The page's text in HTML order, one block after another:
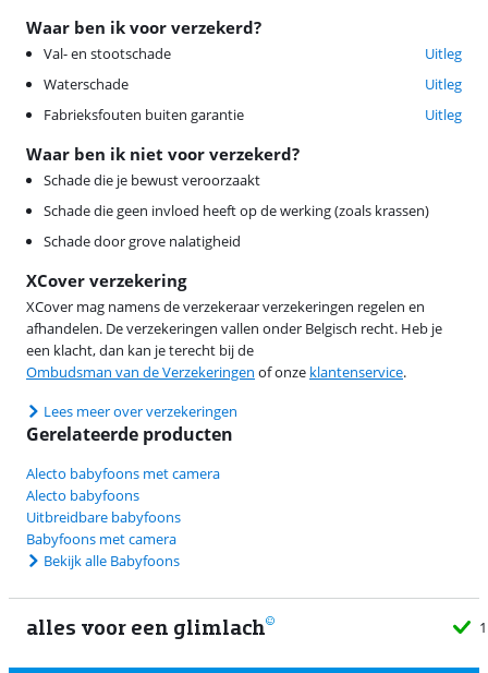
Waar ben ik voor verzekerd?
Val- en stootschade
Uitleg
Waterschade
Uitleg
Fabrieksfouten buiten garantie
Uitleg
Waar ben ik niet voor verzekerd?
Schade die je bewust veroorzaakt
Schade die geen invloed heeft op de werking (zoals krassen)
Schade door grove nalatigheid
XCover verzekering
XCover mag namens de verzekeraar verzekeringen regelen en
afhandelen. De verzekeringen vallen onder Belgisch recht. Heb je
een klacht, dan kan je terecht bij de
Ombudsman van de Verzekeringen of onze klantenservice.
Lees meer over verzekeringen
Gerelateerde producten
Alecto babyfoons met camera
Alecto babyfoons
Uitbreidbare babyfoons
Babyfoons met camera
Bekijk alle Babyfoons
alles voor een glimlach